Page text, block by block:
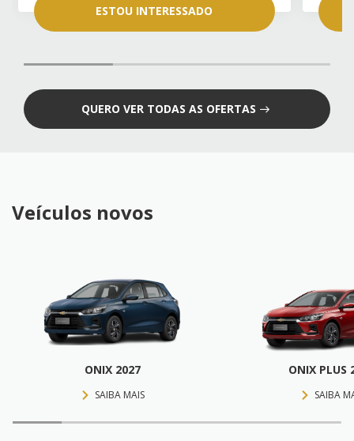
ESTOU INTERESSADO
QUERO VER TODAS AS OFERTAS
Veículos novos
ONIX 2027
SAIBA MAIS
ONIX PLUS
SAIBA